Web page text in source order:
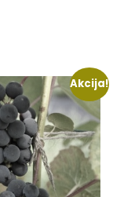
Akcija!